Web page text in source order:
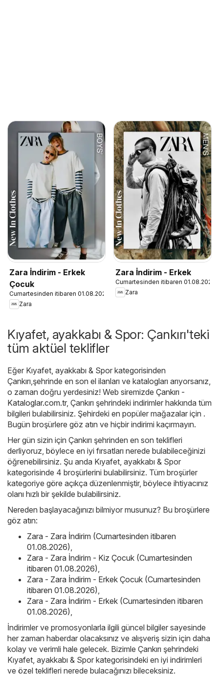
Zara İndirim - Erkek
Çocuk
Cumartesinden itibaren 01.08.2026
Zara
Zara İndirim - Erkek
Cumartesinden itibaren 01.08.2026
Zara
Kıyafet, ayakkabı & Spor: Çankırı'teki
tüm aktüel teklifler
Eğer Kıyafet, ayakkabı & Spor kategorisinden
Çankırı,şehrinde en son el ilanları ve katalogları arıyorsanız,
o zaman doğru yerdesiniz! Web siremizde Çankırı -
Kataloglar.com.tr, Çankırı şehrindeki indirimler hakkında tüm
bilgileri bulabilirsiniz. Şehirdeki en popüler mağazalar için .
Bugün broşürlere göz atın ve hiçbir indirimi kaçırmayın.
Her gün sizin için Çankırı şehrinden en son teklifleri
derliyoruz, böylece en iyi fırsatları nerede bulabileceğinizi
öğrenebilirsiniz. Şu anda Kıyafet, ayakkabı & Spor
kategorisinde 4 broşürlerini bulabilirsiniz. Tüm broşürler
kategoriye göre açıkça düzenlenmiştir, böylece ihtiyacınız
olanı hızlı bir şekilde bulabilirsiniz.
Nereden başlayacağınızı bilmiyor musunuz? Bu broşürlere
göz atın:
Zara - Zara İndirim (Cumartesinden itibaren
01.08.2026)
Zara - Zara İndirim - Kiz Çocuk (Cumartesinden
itibaren 01.08.2026)
Zara - Zara İndirim - Erkek Çocuk (Cumartesinden
itibaren 01.08.2026)
Zara - Zara İndirim - Erkek (Cumartesinden itibaren
01.08.2026)
İndirimler ve promosyonlarla ilgili güncel bilgiler sayesinde
her zaman haberdar olacaksınız ve alışveriş sizin için daha
kolay ve verimli hale gelecek. Bizimle Çankırı şehrindeki
Kıyafet, ayakkabı & Spor kategorisindeki en iyi indirimleri
ve özel teklifleri nerede bulacağınızı bileceksiniz.